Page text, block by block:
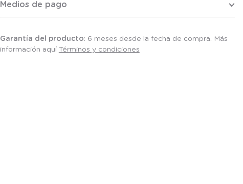
Medios de pago
Garantía del producto: 6 meses desde la fecha de compra. Más
información aquí Términos y condiciones